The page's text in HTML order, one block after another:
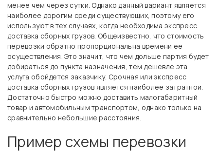
менее чем через сутки. Однако данный вариант является
наиболее дорогим среди существующих, поэтому его
используют в тех случаях, когда необходима экспресс
доставка сборных грузов. Общеизвестно, что стоимость
перевозки обратно пропорциональна времени ее
осуществления. Это значит, что чем дольше партия будет
добираться до пункта назначения, тем дешевле эта
услуга обойдется заказчику. Срочная или экспресс
доставка сборных грузов является наиболее затратной.
Достаточно быстро можно доставить малогабаритный
товар и автомобильным транспортом, однако только на
сравнительно небольшие расстояния.
Пример схемы перевозки